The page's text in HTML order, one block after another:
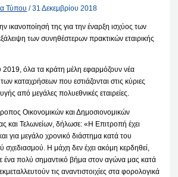
Τύπου /31 Δεκεμβρίου 2018
ικανοποίησή της για την έναρξη ισχύος των
των συνηθέστερων πρακτικών εταιρικής
2019, όλα τα κράτη μέλη εφαρμόζουν νέα
καταχρήσεων που εστιάζονται στις κύριες
από μεγάλες πολυεθνικές εταιρείες.
Οικονομικών και Δημοσιονομικών
και Τελωνείων, δήλωσε: «Η Επιτροπή έχει
για μεγάλο χρονικό διάστημα κατά του
σχεδιασμού. Η μάχη δεν έχει ακόμη κερδηθεί,
ένα πολύ σημαντικό βήμα στον αγώνα μας κατά
τις αναντιστοιχίες στα φορολογικά